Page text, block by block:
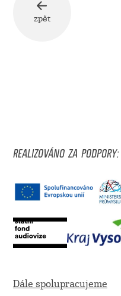
zpět
REALIZOVÁNO ZA PODPORY:
Dále spolupracujeme